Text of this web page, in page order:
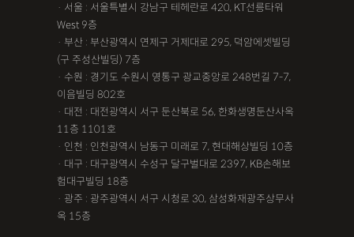
· 서울 : 서울특별시 강남구 테헤란로 420, KT선릉타워
West 9층
· 부산 : 부산광역시 연제구 거제대로 295, 덕암에셋빌딩
(구 주성산빌딩) 7층
· 수원 : 경기도 수원시 영통구 광교중앙로 248번길 7-7,
이음빌딩 802호
· 대전 : 대전광역시 서구 둔산북로 56, 한화생명둔산사옥
11층 1101호
· 인천 : 인천광역시 남동구 미래로 7, 현대해상빌딩 10층
· 대구 : 대구광역시 수성구 달구벌대로 2397, KB손해보
험대구빌딩 18층
· 광주 : 광주광역시 서구 시청로 30, 삼성화재광주상무사
옥 15층